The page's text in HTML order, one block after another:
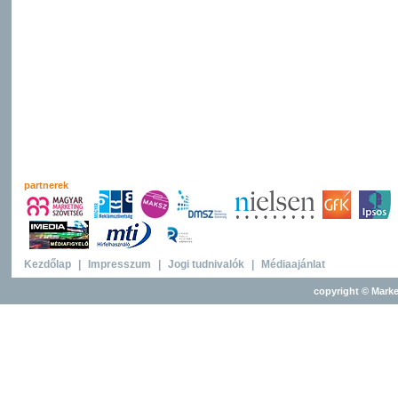
partnerek
Kezdőlap Impresszum Jogi tudnivalók Médiaajánlat
copyright ©